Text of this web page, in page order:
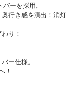
ーを採用。
行き感を演出！消灯
り！
ー仕様。
！